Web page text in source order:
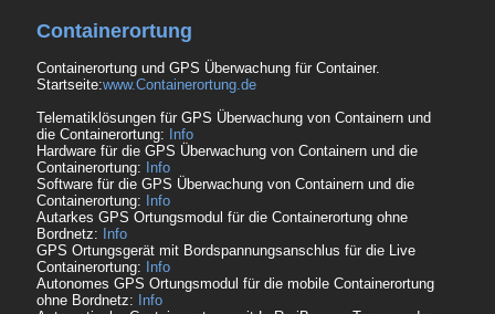
Containerortung
Containerortung und GPS Überwachung für Container.
Startseite:www.Containerortung.de
Telematiklösungen für GPS Überwachung von Containern und
die Containerortung:
Info
Hardware für die GPS Überwachung von Containern und die
Containerortung:
Info
Software für die GPS Überwachung von Containern und die
Containerortung:
Info
Autarkes GPS Ortungsmodul für die Containerortung ohne
Bordnetz:
Info
GPS Ortungsgerät mit Bordspannungsanschlus für die Live
Containerortung:
Info
Autonomes GPS Ortungsmodul für die mobile Containerortung
ohne Bordnetz:
Info